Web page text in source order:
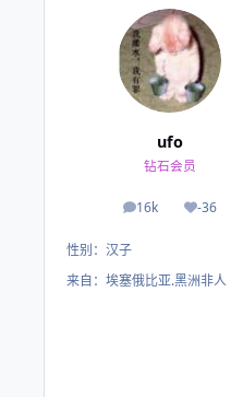
ufo
钻石会员
16k
帖子 -36
荣誉积分
性别： 汉子
来自： 埃塞俄比亚.黑洲非人